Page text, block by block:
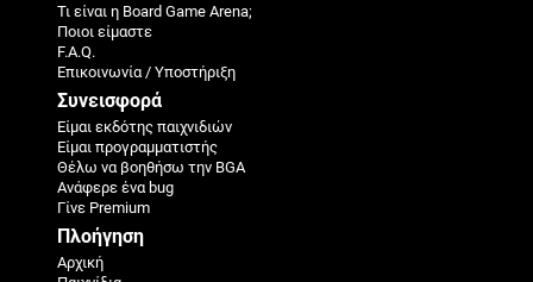
Τι είναι η Board Game Arena;
Ποιοι είμαστε
F.A.Q.
Επικοινωνία / Υποστήριξη
Συνεισφορά
Είμαι εκδότης παιχνιδιών
Είμαι προγραμματιστής
Θέλω να βοηθήσω την BGA
Ανάφερε ένα bug
Γίνε Premium
Πλοήγηση
Αρχική